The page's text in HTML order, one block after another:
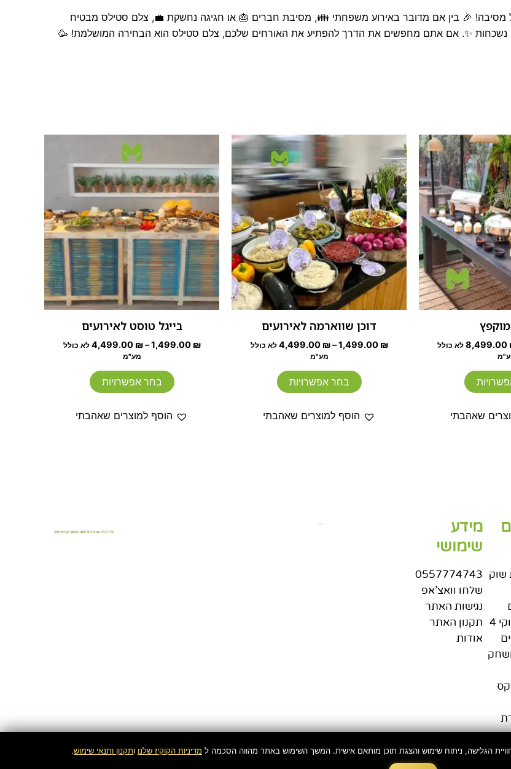
🎉 בין אם מדובר באירוע משפחתי 👪, מסיבת חברים 🎂 או חגיגה נחשקת 💼, צלם סטילס מבטיח
בלתי נשכחות ✨. אם אתם מחפשים את הדרך להפתיע את האורחים שלכם, צלם סטילס הוא הבחירה המושלמת! 🥳
מוקפץ
8,499.00
טווח
מחירים:
עד
⁦8,499.00 ₪⁩
לא כולל
למוצר
זה
יש
מספר
סוגים.
ניתן
לבחור
את
האפשרויות
בעמוד
המוצר
שאהבתי
דוכן שווארמה לאירועים
1,499.00 ₪
–
4,499.00 ₪
טווח
מחירים:
עד
⁦4,499.00 ₪⁩
לא כולל
מע"מ
בחר אפשרויות
למוצר
זה
יש
מספר
ניתן
לבחור
את
האפשרויות
בעמוד
המוצר
הוסף למוצרים שאהבתי
בייגל טוסט לאירועים
1,499.00 ₪
–
4,499.00 ₪
⁦4,499.00 ₪⁩
לא כולל
מע"מ
בחר אפשרויות
יש
מספר
סוגים.
ניתן
לבחור
את
האפשרויות
בעמוד
המוצר
הוסף למוצרים שאהבתי
שוק
שולחן הוקי 4
מידע
שימושי
0557774743
שלחו וואצ'אפ
נגישות האתר
תקנון האתר
אודות
הגלישה, ניתוח שימוש והצגת תוכן מותאם אישית. המשך השימוש באתר מהווה הסכמה ל מדיניות הקוקיז שלנו ותקנון ותנאי שימוש.